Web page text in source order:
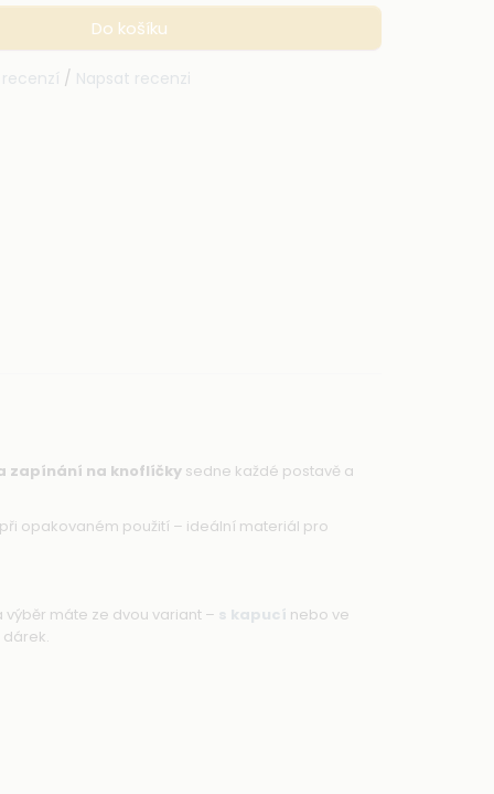
Do košíku
/ Napsat recenzi
zapínání na knoflíčky sedne každé postavě a
opakovaném použití – ideální materiál pro
výběr máte ze dvou variant – s kapucí nebo ve